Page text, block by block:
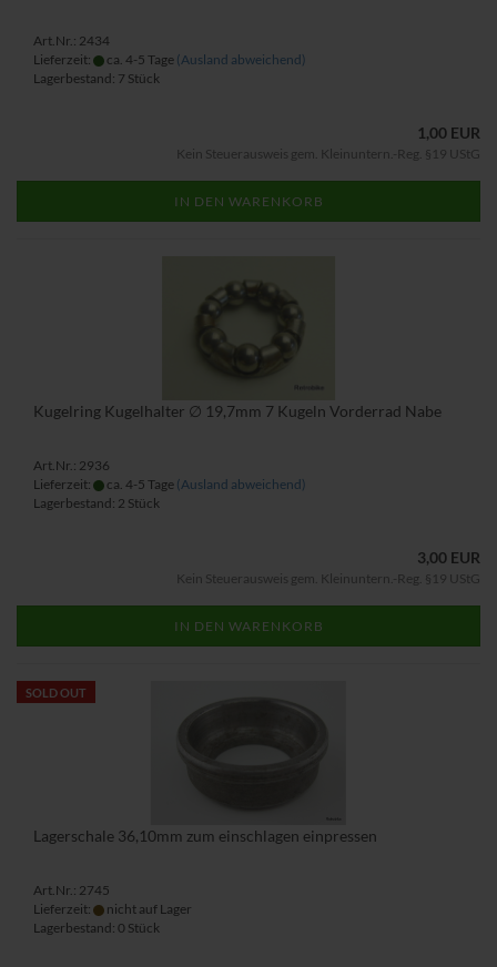
Art.Nr.: 2434
Lieferzeit:
ca. 4-5 Tage (Ausland abweichend)
Lagerbestand: 7 Stück
1,00 EUR
Kein Steuerausweis gem. Kleinuntern.-Reg. §19 UStG
IN DEN WARENKORB
Kugelring Kugelhalter ∅ 19,7mm 7 Kugeln Vorderrad Nabe
Art.Nr.: 2936
Lieferzeit:
ca. 4-5 Tage (Ausland abweichend)
Lagerbestand: 2 Stück
3,00 EUR
Kein Steuerausweis gem. Kleinuntern.-Reg. §19 UStG
IN DEN WARENKORB
SOLD OUT
Lagerschale 36,10mm zum einschlagen einpressen
Art.Nr.: 2745
Lieferzeit:
nicht auf Lager
Lagerbestand: 0 Stück